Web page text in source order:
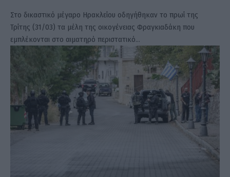
Στο δικαστικό μέγαρο Ηρακλείου οδηγήθηκαν το πρωί της
Τρίτης (31/03) τα μέλη της οικογένειας Φραγκιαδάκη που
εμπλέκονται στο αιματηρό περιστατικό…